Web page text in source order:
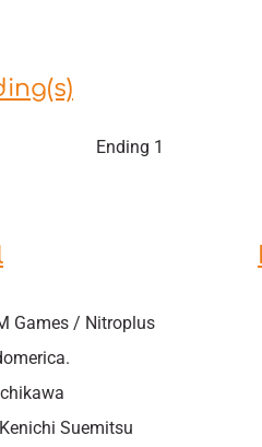
Ending 1
Games / Nitroplus
Suemitsu